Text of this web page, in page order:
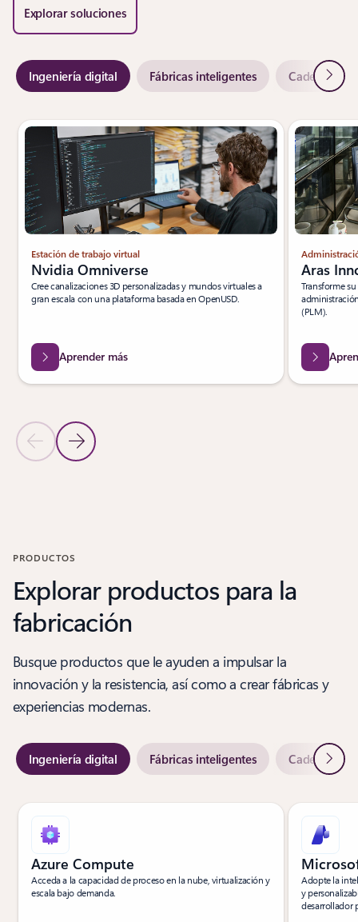
Explorar soluciones
Ingeniería digital Fábricas inteligentes Cadenas de
Diapositiva anterior
Diapositiva siguiente
Estación de trabajo virtual
Nvidia Omniverse
Cree canalizaciones 3D personalizadas y mundos virtuales a
gran escala con una plataforma basada en OpenUSD.
Aprender más
Aras
Transforme
(PLM).
PRODUCTOS
Explorar productos para la
fabricación
Busque productos que le ayuden a impulsar la
innovación y la resistencia, así como a crear fábricas y
experiencias modernas.
Ingeniería digital Fábricas inteligentes Cadenas de
Azure Compute
Acceda a la capacidad de proceso en la nube, virtualización y
escala bajo demanda.
Adopte la
y
desarrollador